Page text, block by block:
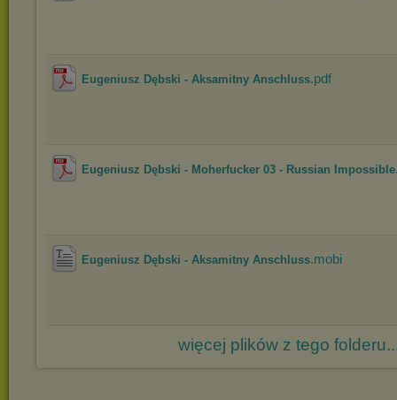
Eugeniusz Dębski - Aksamitny Anschluss.pdf
Eugeniusz Dębski - Moherfucker 03 - Russian Impossible
Eugeniusz Dębski - Aksamitny Anschluss.mobi
więcej plików z tego